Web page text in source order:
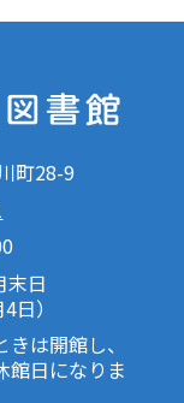
町28-9
末日
日）
は開館し、
館日になりま